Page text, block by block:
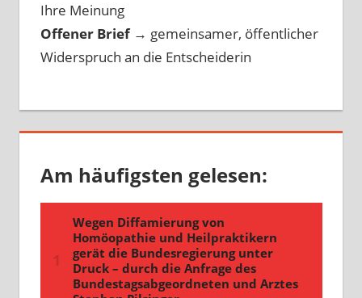
Ihre Meinung
Offener Brief → gemeinsamer, öffentlicher
Widerspruch an die Entscheiderin
Am häufigsten gelesen: